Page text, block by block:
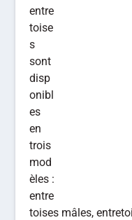
entre
toise
s
sont
disp
onibl
es
en
trois
mod
èles :
entre
toises mâles,